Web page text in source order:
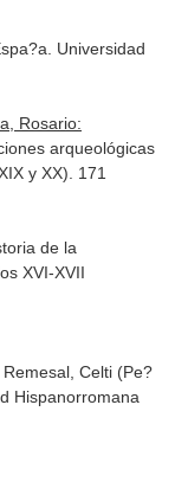
Universidad
Rosario:
arqueológicas
y XX). 171
de la
XVI-XVII
Celti (Pe?
Hispanorromana